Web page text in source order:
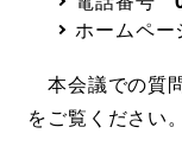
ホームペ
​本会議での質
をご覧ください。​​